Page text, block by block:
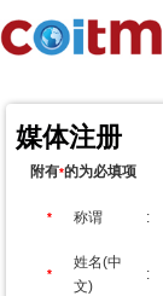
媒体注册
附有*的为必填项
* 称谓 :
*
姓名(中
文)
: